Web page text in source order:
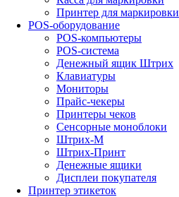
Принтер для маркировки
POS-оборудование
POS-компьютеры
POS-система
Денежный ящик Штрих
Клавиатуры
Мониторы
Прайс-чекеры
Принтеры чеков
Сенсорные моноблоки
Штрих-М
Штрих-Принт
Денежные ящики
Дисплеи покупателя
Принтер этикеток